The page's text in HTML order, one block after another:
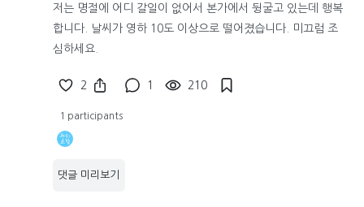
저는 명절에 어디 갈일이 없어서 본가에서 뒹굴고 있는데 행복
합니다. 날씨가 영하 10도 이상으로 떨어졌습니다. 미끄럼 조
심하세요.
2 1 210
1 participants
댓글 미리보기